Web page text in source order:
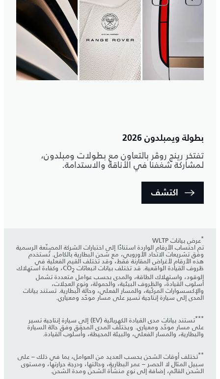
بطولة ويمبلدون 2026
تفتخر رينج روڤر بالتعاون مع بطولات ومبلدون،
لمشاركة شغفنا في الأناقة والاستدامة.
اكتشف
*عرض بيانات WLTP
تم احتساب الأرقام الواردة استنادًا إلى اختبارات الشركة المصنّعة الرسمية
وفق تشريعات الاتحاد الأوروبي، مع شحن البطارية بالكامل. تُستخدم
هذه الأرقام لأغراض المقارنة فقط، وقد تختلف القيم الفعلية في
ظروف القيادة الواقعية. قد تختلف بيانات انبعاثات CO 2
، وكفاءة استهلاك
الوقود، واستهلاك الطاقة، والمدى بحسب عوامل متعددة تشمل
أسلوب القيادة، والظروف البيئية، والحمولة، ونوع العجلات،
والإكسسوارات المركّبة، والمسار الفعلي، وحالة البطارية. تستند بيانات
المدى إلى سيارة إنتاجية تسير على مسار موحّد ومعياري.
*** تستند بيانات مدى القيادة الكهربائية (EV) إلى سيارة إنتاجية تسير
على مسار موحّد ومعياري. ويختلف المدى المحقق وفق حالة السيارة
والبطارية، والمسار الفعلي، والبيئة المحيطة، وأسلوب القيادة.
**تختلف أوقات الشحن بحسب العديد من العوامل، بما في ذلك – على
سبيل المثال لا الحصر – عمر البطارية، وحالتها، ودرجة حرارتها، ومستوى
الشحن القائم، إضافة إلى نوع منشأة الشحن ومدة الشحن.